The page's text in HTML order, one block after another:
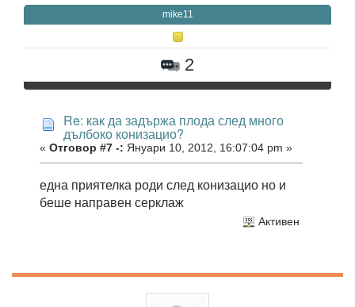
mike11
2
Re: как да задържа плода след много
дълбоко конизацио?
« Отговор #7 -: Януари 10, 2012, 16:07:04 pm »
една приятелка роди след конизацио но и
беше направен серклаж
Активен